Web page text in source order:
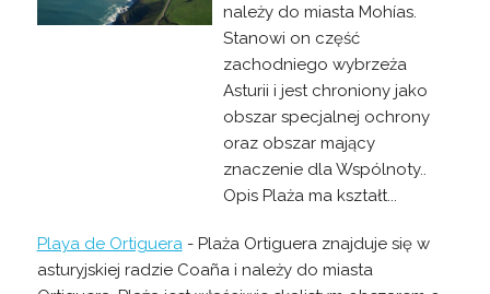
należy do miasta Mohías.
Stanowi on część
zachodniego wybrzeża
Asturii i jest chroniony jako
obszar specjalnej ochrony
oraz obszar mający
znaczenie dla Wspólnoty..
Opis Plaża ma kształt...
Playa de Ortiguera - Plaża Ortiguera znajduje się w
asturyjskiej radzie Coaña i należy do miasta